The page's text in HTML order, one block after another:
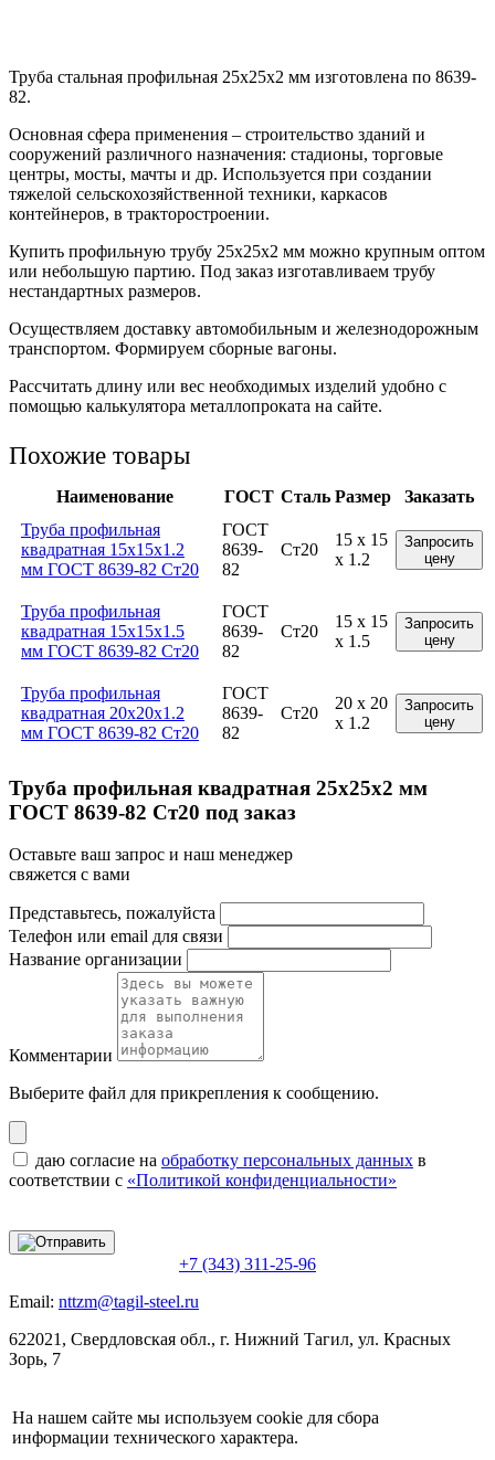
Труба стальная профильная 25х25х2 мм изготовлена по 8639-
82.
Основная сфера применения – строительство зданий и
сооружений различного назначения: стадионы, торговые
центры, мосты, мачты и др. Используется при создании
тяжелой сельскохозяйственной техники, каркасов
контейнеров, в тракторостроении.
Купить профильную трубу 25х25х2 мм можно крупным оптом
или небольшую партию. Под заказ изготавливаем трубу
нестандартных размеров.
Осуществляем доставку автомобильным и железнодорожным
транспортом. Формируем сборные вагоны.
Рассчитать длину или вес необходимых изделий удобно с
помощью калькулятора металлопроката на сайте.
Похожие товары
Наименование ГОСТ Сталь Размер
Заказать
Труба профильная
квадратная 15x15x1.2
мм ГОСТ 8639-82 Ст20
ГОСТ
8639-
82
Ст20
15 x 15
x 1.2
Запросить
цену
Труба профильная
квадратная 15x15x1.5
мм ГОСТ 8639-82 Ст20
ГОСТ
8639-
82
Ст20
15 x 15
x 1.5
Запросить
цену
Труба профильная
квадратная 20x20x1.2
мм ГОСТ 8639-82 Ст20
ГОСТ
8639-
82
Ст20
20 x 20
x 1.2
Запросить
цену
Труба профильная квадратная 25x25x2 мм
ГОСТ 8639-82 Ст20 под заказ
Оставьте ваш запрос и наш менеджер
свяжется с вами
Представьтесь, пожалуйста
Телефон или email для связи
Название организации
Комментарии
Выберите файл для прикрепления к сообщению.
даю согласие на обработку персональных данных в
соответствии с «Политикой конфиденциальности»
+7 (343) 311-25-96
Email: nttzm@tagil-steel.ru
622021, Свердловская обл., г. Нижний Тагил, ул. Красных
Зорь, 7
На нашем сайте мы используем cookie для сбора
информации технического характера.